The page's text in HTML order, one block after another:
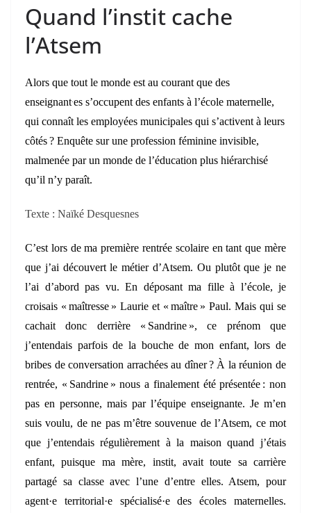
Quand l’instit cache
l’Atsem
Alors que tout le monde est au courant que des
enseignantes s’occupent des enfants à l’école maternelle,
qui connaît les employées municipales qui s’activent à leurs
côtés ? Enquête sur une profession féminine invisible,
malmenée par un monde de l’éducation plus hiérarchisé
qu’il n’y paraît.
Texte : Naïké Desquesnes
C’est lors de ma première rentrée scolaire en tant que mère
que j’ai découvert le métier d’Atsem. Ou plutôt que je ne
l’ai d’abord pas vu. En déposant ma fille à l’école, je
croisais « maîtresse » Laurie et « maître » Paul. Mais qui se
cachait donc derrière « Sandrine », ce prénom que
j’entendais parfois de la bouche de mon enfant, lors de
bribes de conversation arrachées au dîner ? À la réunion de
rentrée, « Sandrine » nous a finalement été présentée : non
pas en personne, mais par l’équipe enseignante. Je m’en
suis voulu, de ne pas m’être souvenue de l’Atsem, ce mot
que j’entendais régulièrement à la maison quand j’étais
enfant, puisque ma mère, instit, avait toute sa carrière
partagé sa classe avec l’une d’entre elles. Atsem, pour
agent·e territorial·e spécialisé·e des écoles maternelles.